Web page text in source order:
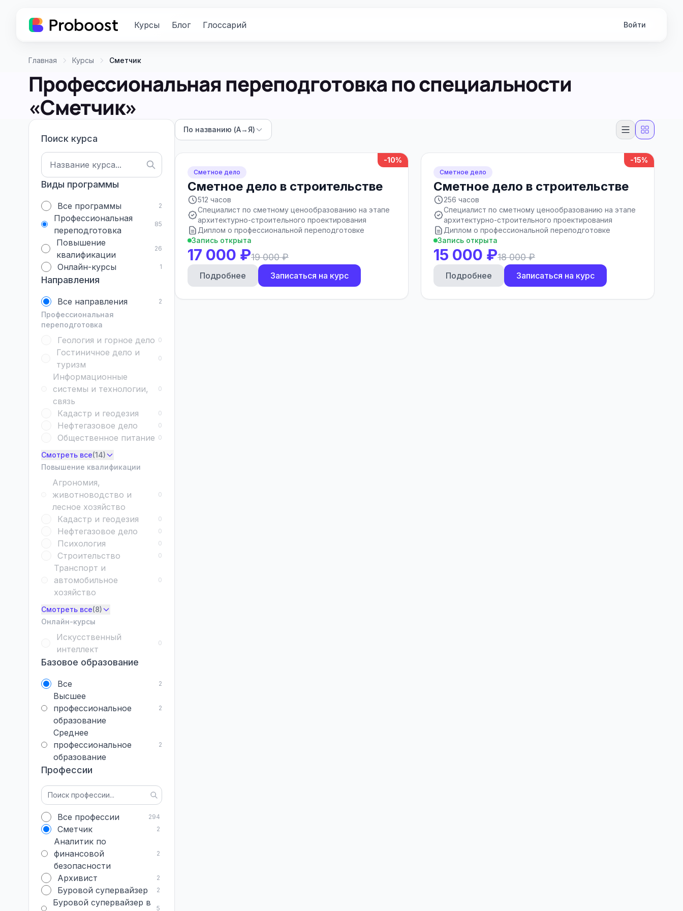
Курсы Блог Глоссарий Войти
Главная Курсы Сметчик
Профессиональная переподготовка по специальности
«Сметчик»
Поиск курса
Виды программы
Все программы 2
Профессиональная
переподготовка
85
Повышение
квалификации
26
Онлайн-курсы 1
Направления
Все направления 2
Профессиональная
переподготовка
Геология и горное дело 0
Гостиничное дело и
туризм
0
Информационные
системы и технологии,
связь
0
Кадастр и геодезия 0
Нефтегазовое дело 0
Общественное питание 0
Смотреть все(14)
Повышение квалификации
Агрономия,
животноводство и
лесное хозяйство
0
Кадастр и геодезия 0
Нефтегазовое дело 0
Психология 0
Строительство 0
Транспорт и
автомобильное
хозяйство
0
Смотреть все(8)
Онлайн-курсы
Искусственный
интеллект
0
Базовое образование
Все 2
Высшее
профессиональное
образование
2
Среднее
профессиональное
образование
2
Профессии
Все профессии 294
Сметчик 2
Аналитик по
финансовой
безопасности
2
Архивист 2
Буровой супервайзер 2
Буровой супервайзер в
5
По названию (А→Я)
-10%
Сметное дело
Сметное дело в строительстве
512 часов
Специалист по сметному ценообразованию на этапе
архитектурно-строительного проектирования
Диплом о профессиональной переподготовке
Запись открыта
17 000 ₽19 000 ₽
Подробнее Записаться на курс
-15%
Сметное дело
Сметное дело в строительстве
256 часов
Специалист по сметному ценообразованию на этапе
архитектурно-строительного проектирования
Диплом о профессиональной переподготовке
Запись открыта
15 000 ₽18 000 ₽
Подробнее Записаться на курс